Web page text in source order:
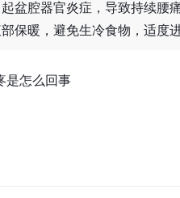
盆腔器官炎症，导致持续腰
保暖，避免生冷食物，适度
是怎么回事